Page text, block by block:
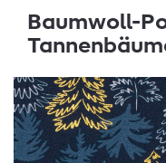
Baumwoll-